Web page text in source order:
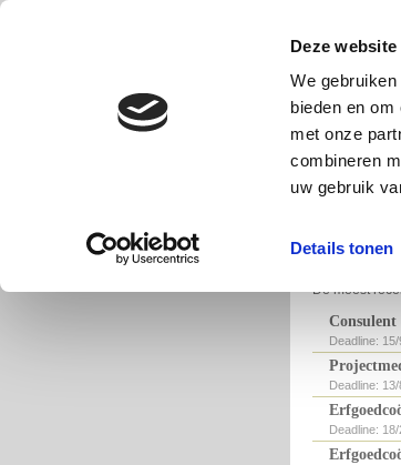
Deze
We
bieden en
met onze
combineren
uw gebruik
Details tonen
Alle
De meest
Consulent
Deadline:
Deadline:
Deadline: